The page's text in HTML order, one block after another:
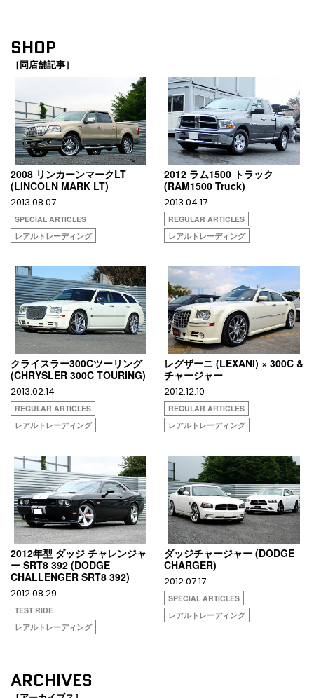
SHOP
［同店舗記事］
2008 リンカーンマークLT
(LINCOLN MARK LT)
2013.08.07
SPECIAL ARTICLES
レアルトレーディング
2012 ラム1500 トラック
(RAM1500 Truck)
2013.04.17
REGULAR ARTICLES
レアルトレーディング
クライスラー300Cツーリング
(CHRYSLER 300C TOURING)
2013.02.14
REGULAR ARTICLES
レアルトレーディング
レグザーニ (LEXANI) × 300C &
チャージャー
2012.12.10
REGULAR ARTICLES
レアルトレーディング
2012年型 ダッジ チャレンジャ
ー SRT8 392 (DODGE
CHALLENGER SRT8 392)
2012.08.29
TEST RIDE
レアルトレーディング
ダッジチャージャー (DODGE
CHARGER)
2012.07.17
SPECIAL ARTICLES
レアルトレーディング
ARCHIVES